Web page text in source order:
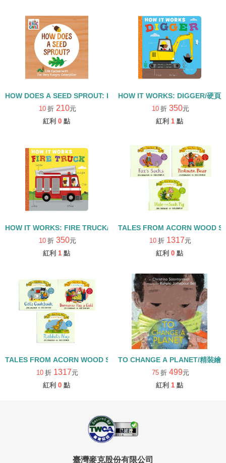
HOW DOES A SEED SPROUT: LIFE CYCLES WITH THE VERY
10 折 210元
紅利 0 點
HOW IT WORKS: DIGGER/硬頁
10 折 350元
紅利 1 點
HOW IT WORKS: FIRE TRUCK/硬頁書
10 折 350元
紅利 1 點
TALES FROM ACORN WOOD
10 折 1317元
紅利 0 點
TALES FROM ACORN WOOD STORY COLLECTION 生活日常組/
10 折 1317元
紅利 0 點
TO CHANGE A PLANET/精裝繪
75 折 499元
紅利 1 點
臺灣麥克股份有限公司